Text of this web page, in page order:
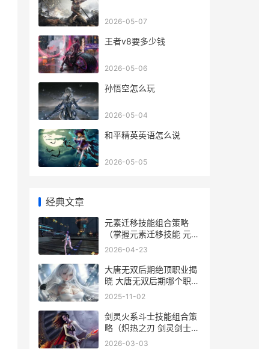
2026-05-07
王者v8要多少钱
2026-05-06
孙悟空怎么玩
2026-05-04
和平精英英语怎么说
2026-05-05
经典文章
元素迁移技能组合策略
（掌握元素迁移技能 元素
迁移技能组合有哪些
2026-04-23
大唐无双后期绝顶职业揭
晓 大唐无双后期哪个职业
好玩
2025-11-02
剑灵火系斗士技能组合策
略（炽热之刃 剑灵剑士火
系好还是雷系好
2026-03-03